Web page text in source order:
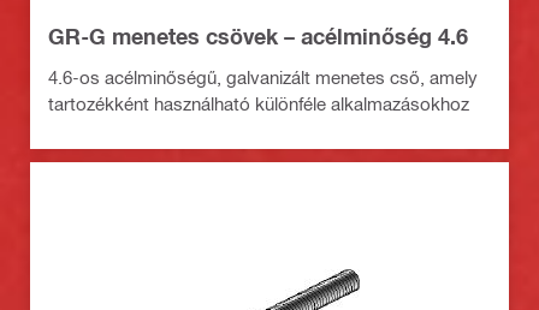
GR-G menetes csövek – acélminőség 4.6
4.6-os acélminőségű, galvanizált menetes cső, amely
tartozékként használható különféle alkalmazásokhoz